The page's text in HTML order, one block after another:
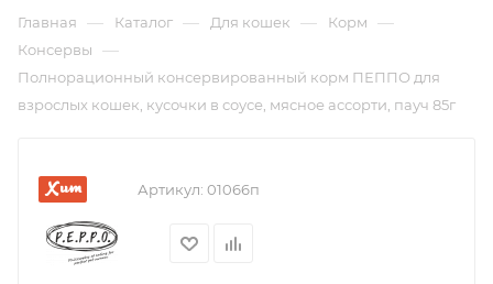
Главная — Каталог — Для кошек — Корм —
Консервы —
Полнорационный консервированный корм ПЕППО для
взрослых кошек, кусочки в соусе, мясное ассорти, пауч 85г
Хит Артикул: 01066п